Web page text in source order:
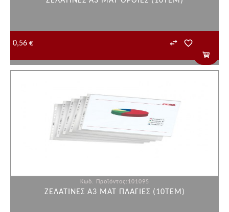
0,56 €
Κωδ. Προϊόντος:101095
ΖΕΛΑΤΙΝΕΣ Α3 ΜΑΤ ΠΛΑΓΙΕΣ (10ΤΕΜ)